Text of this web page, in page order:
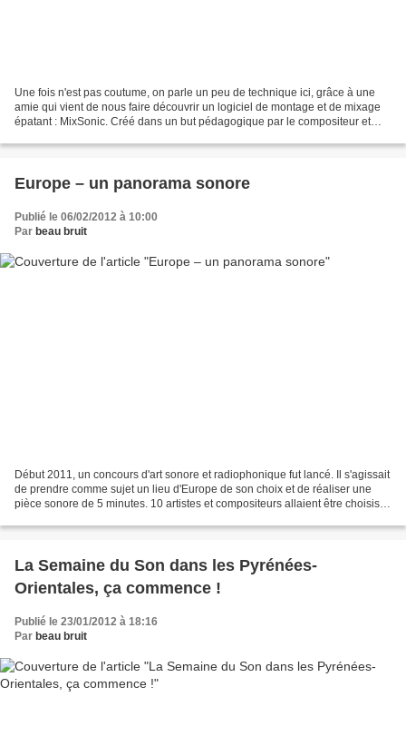
Une fois n'est pas coutume, on parle un peu de technique ici, grâce à une
amie qui vient de nous faire découvrir un logiciel de montage et de mixage
épatant : MixSonic. Créé dans un but pédagogique par le compositeur et
Europe – un panorama sonore
Publié le 06/02/2012 à 10:00
Par beau bruit
Début 2011, un concours d'art sonore et radiophonique fut lancé. Il s'agissait
de prendre comme sujet un lieu d'Europe de son choix et de réaliser une
pièce sonore de 5 minutes. 10 artistes et compositeurs allaient être choisis et
La Semaine du Son dans les Pyrénées-
Orientales, ça commence !
Publié le 23/01/2012 à 18:16
Par beau bruit